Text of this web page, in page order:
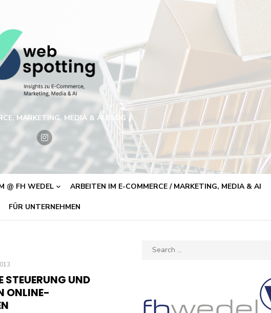
MARKETING, MEDIA & AI BLOG
@ FH WEDEL ARBEITEN IM E-COMMERCE / MARKETING, MEDIA & AI
FÜR UNTERNEHMEN
STEUERUNG UND
ONLINE-
Search